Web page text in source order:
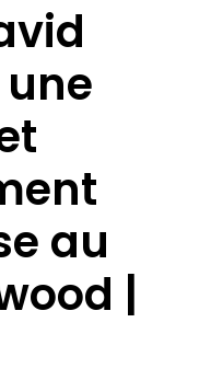
au
|